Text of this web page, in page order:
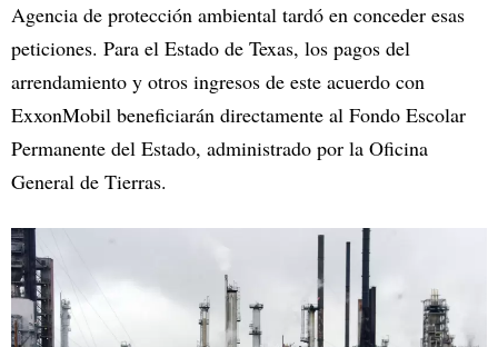
Agencia de protección ambiental tardó en conceder esas
peticiones. Para el Estado de Texas, los pagos del
arrendamiento y otros ingresos de este acuerdo con
ExxonMobil beneficiarán directamente al Fondo Escolar
Permanente del Estado, administrado por la Oficina
General de Tierras.